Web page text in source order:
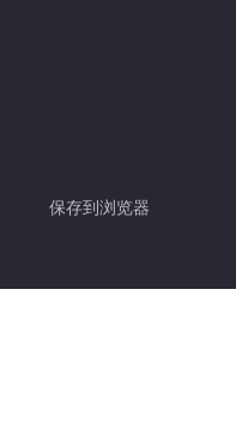
保存到浏览器